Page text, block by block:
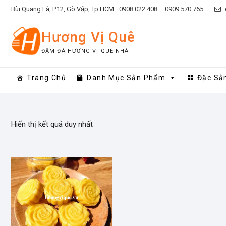
Skip
content
Bùi Quang Là, P.12, Gò Vấp, Tp.HCM 0908.022.408 – 0909.570.765 –
Hương Vị Quê
ĐẬM ĐÀ HƯƠNG VỊ QUÊ NHÀ
Trang Chủ Danh Mục Sản Phẩm Đặc
Hiển thị kết quả duy nhất